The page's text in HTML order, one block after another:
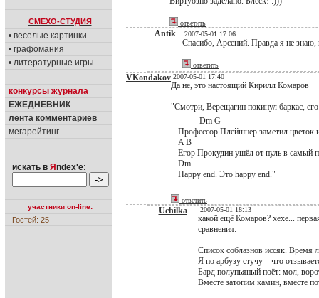
СМЕХО-СТУДИЯ
• веселые картинки
• графомания
• литературные игры
конкурсы журнала
ЕЖЕДНЕВНИК
лента комментариев
мегарейтинг
искать в Я ndex'е:
участники on-line:
Гостей: 25
ответить
Antik 2007-05-01 17:06
Спасибо, Арсений. Правда я не
ответить
VKondakov 2007-05-01 17:40
Да не, это настоящий Кирилл Комаров
"Смотри, Верещагин покинул баркас,
Dm G
Профессор Плейшнер заметил цветок
A B
Егор Прокудин ушёл от пуль в самый
Dm
Happy end. Это happy end."
ответить
Uchilka 2007-05-01 18:13
какой ещё Комаров? хехе...
сравнения:
Список соблазнов иссяк. Время
Я по арбузу стучу – что
Бард полупьяный поёт: мол,
Вместе затопим камин, вместе